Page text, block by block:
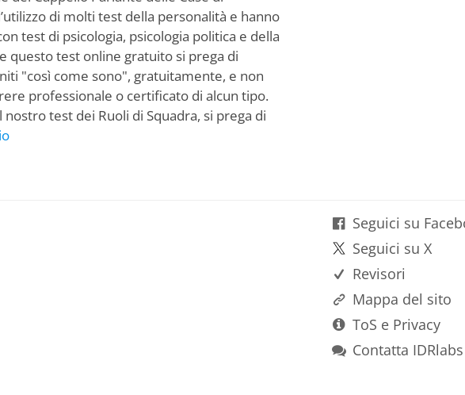
di molti test della personalità e hanno
test di psicologia, psicologia politica e della
questo test online gratuito si prega di
"così come sono", gratuitamente, e non
professionale o certificato di alcun tipo.
test dei Ruoli di Squadra, si prega di
Seguici su
Seguici su X
Revisori
Mappa del sito
ToS e Privacy
Contatta IDRlabs